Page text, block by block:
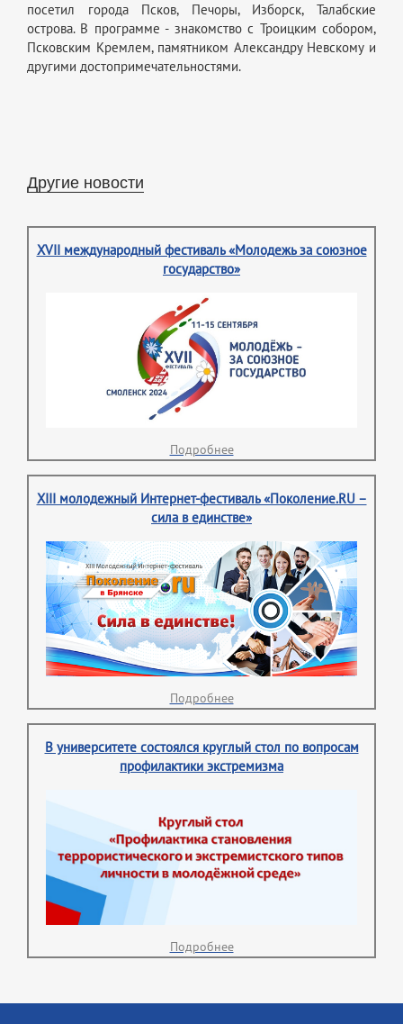
посетил города Псков, Печоры, Изборск, Талабские
острова. В программе - знакомство с Троицким собором,
Псковским Кремлем, памятником Александру Невскому и
другими достопримечательностями.
Другие новости
XVII международный фестиваль «Молодежь за союзное
государство»
Подробнее
XIII молодежный Интернет-фестиваль «Поколение.RU –
сила в единстве»
Подробнее
В университете состоялся круглый стол по вопросам
профилактики экстремизма
Подробнее